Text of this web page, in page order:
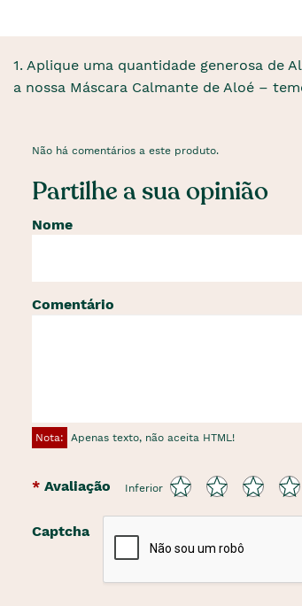
1. Aplique uma quantidade generosa de
a nossa Máscara Calmante de Aloé –
Não há comentários a este produto.
Partilhe a sua opinião
Nome
Comentário
Nota: Apenas texto, não aceita HTML!
Avaliação Inferior
Captcha